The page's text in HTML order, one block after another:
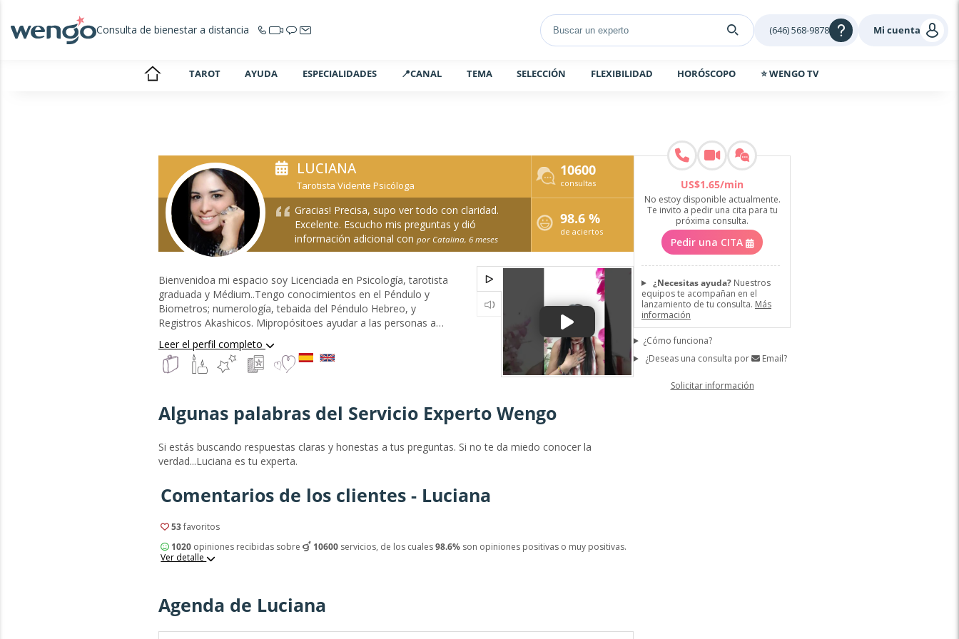
Consulta de bienestar a distancia Mi cuenta
(646) 568-9878
TAROT AYUDA ESPECIALIDADES 📍CANAL TEMA SELECCIÓN FLEXIBILIDAD HORÓSCOPO ⭐ WENGO TV
LUCIANA
Tarotista Vidente Psicóloga
10600
consultas
Gracias! Precisa, supo ver todo con claridad.
Excelente. Escucho mis preguntas y dió
información adicional con por Catalina, 6 meses
98.6 %
de aciertos
Bienvenidoa mi espacio soy Licenciada en Psicología, tarotista
graduada y Médium..Tengo conocimientos en el Péndulo y
Biometros; numerología, tebaida del Péndulo Hebreo, y
Registros Akashicos. Mipropósitoes ayudar a las personas a
encontrar su camino yfelicidad pormedio del tarot, el cual nos
permite. unainterpretaciónrica, nos predice y nos aconseja..
Platica conmigo. Te espero.Mi prioridad es que tú llegues a esa
aseguro de acompañar a mis clientes en su proceso personal
mediante los mensajes ocultos que tiene el tarot. ofrezco un
sientacómodo.Siempre mi enfoque fue ayudar a personas por
lo que estudié Psicología a nivel u...
Leer el perfil completo
Algunas palabras del Servicio Experto Wengo
Si estás buscando respuestas claras y honestas a tus preguntas. Si no te da miedo conocer la
verdad...Luciana es tu experta.
Comentarios de los clientes - Luciana
53favoritos
1020 opiniones recibidas sobre 10600 servicios, de los cuales98.6% son opiniones positivas o muy positivas.
Ver detalle
Agenda de Luciana
US$1.65/min
No estoy disponible actualmente.
Te invito a pedir una cita para tu
próxima consulta.
Pedir una CITA
¿Necesitas ayuda?Nuestros
equipos te acompañan en el
lanzamiento de tu consulta. Más
información
¿Cómo funciona?
¿Deseas una consulta por
Email?
Solicitar información